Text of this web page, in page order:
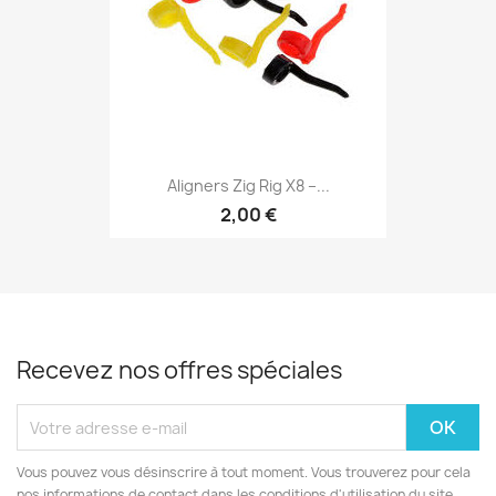
Aligners Zig Rig X8 –...
2,00 €
Recevez nos offres spéciales
Vous pouvez vous désinscrire à tout moment. Vous trouverez pour cela